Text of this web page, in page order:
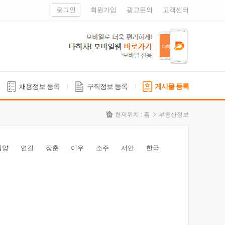
로그인 회원가입 광고문의 고객센터
채용정보 등록 구직정보 등록 게시물 등록
현재위치 : 홈 부동산정보
양 연길 장춘 이우 소주 서안 한국